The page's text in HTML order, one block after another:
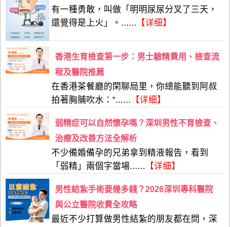
有一種勇敢，叫做「明明尿尿分叉了三天，
還覺得是上火」。...... 【详细】
香港生育檢查第一步：男士驗精費用、檢查流
程及醫院推薦
在香港茶餐廳的閑聊局里，你總能聽到阿叔
拍著胸脯吹水：“...... 【详细】
弱精症可以自然懷孕嗎？深圳男性不育檢查、
治療及改善方法全解析
不少備婚備孕的兄弟拿到精液報告，看到
「弱精」兩個字當場...... 【详细】
男性結紮手術要幾多錢？2026深圳專科醫院
與公立醫院收費全攻略
最近不少打算做男性結紮的朋友都在問，深